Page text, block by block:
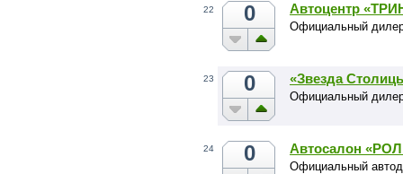
22 0 Автоцентр
Официальный
23 0 «Звезда
Официальный
24 0 Автосалон
Официальный